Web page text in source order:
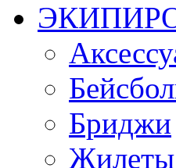
Бриджи
Жилеты